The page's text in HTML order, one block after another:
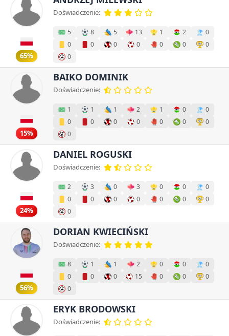
65%
Doświadczenie:
5 8 5 13 1 2
0
0
0 0 0 0 0
0
0
15%
BAIKO DOMINIK
Doświadczenie:
1 1 1 2 1 0
0
0
0 0 0 0 0
0
0
24%
DANIEL ROGUSKI
Doświadczenie:
2 3 0 3 0 0
0
0
0 0 0 0 0
0
0
56%
DORIAN KWIECIŃSKI
Doświadczenie:
8 1 1 2 0 0
0
0
0 0 15 0 0
0
0
ERYK BRODOWSKI
Doświadczenie: